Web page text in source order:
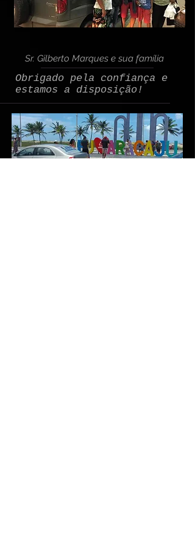
Sr. Gilberto Marques e sua família
Obrigado pela confiança e
estamos a disposição!